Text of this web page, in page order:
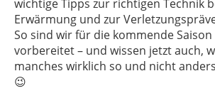
wichtige Tipps zur richtigen Technik
Erwärmung und zur
So sind wir für die kommende
vorbereitet – und wissen jetzt auch,
manches wirklich so und nicht
😉